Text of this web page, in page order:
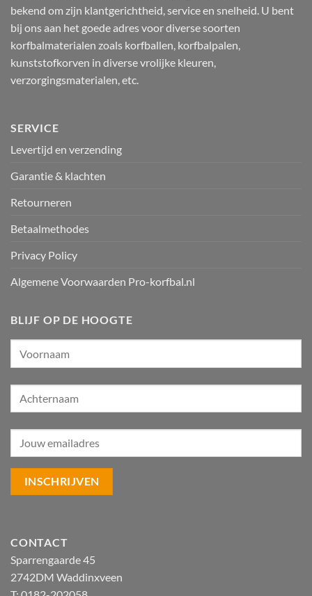
bekend om zijn klantgerichtheid, service en snelheid. U bent
bij ons aan het goede adres voor diverse soorten
korfbalmaterialen zoals korfballen, korfbalpalen,
kunststofkorven in diverse vrolijke kleuren,
verzorgingsmaterialen, etc.
SERVICE
Levertijd en verzending
Garantie & klachten
Retourneren
Betaalmethodes
Privacy Policy
Algemene Voorwaarden Pro-korfbal.nl
BLIJF OP DE HOOGTE
CONTACT
Sparrengaarde 45
2742DM Waddinxveen